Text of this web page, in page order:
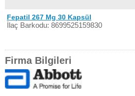
Fepatil 267 Mg 30 Kapsül
İlaç Barkodu: 8699525159830
Firma Bilgileri